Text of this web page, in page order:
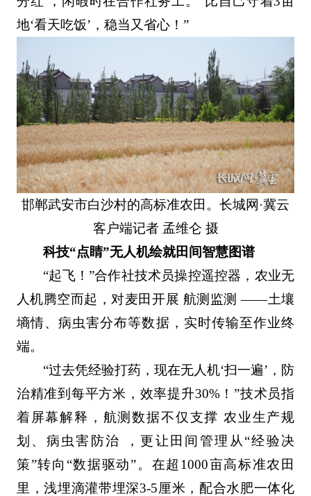
地‘看天吃饭’，稳当又省心！”
邯郸武安市白沙村的高标准农田。长城网·冀云
客户端记者 孟维仑 摄
科技“点睛”无人机绘就田间智慧图谱
“起飞！”合作社技术员操控遥控器，农业无
人机腾空而起，对麦田开展 航测监测 ——土壤
墒情、病虫害分布等数据，实时传输至作业终
端。
“过去凭经验打药，现在无人机‘扫一遍’，防
治精准到每平方米，效率提升30%！”技术员指
着屏幕解释，航测数据不仅支撑 农业生产规
划、病虫害防治 ，更让田间管理从“经验决
策”转向“数据驱动”。在超1000亩高标准农田
里，浅埋滴灌带埋深3-5厘米，配合水肥一体化